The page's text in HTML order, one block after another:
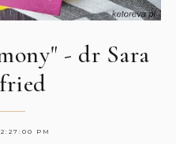
- dr Sara
PM